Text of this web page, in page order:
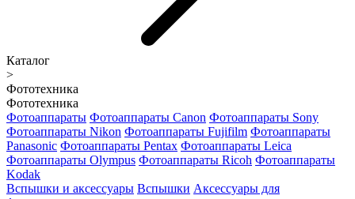
Каталог
>
Фототехника
Фототехника
Фотоаппараты Фотоаппараты Canon Фотоаппараты Sony
Фотоаппараты Nikon Фотоаппараты Fujifilm Фотоаппараты
Panasonic Фотоаппараты Pentax Фотоаппараты Leica
Фотоаппараты Olympus Фотоаппараты Ricoh Фотоаппараты
Kodak
Вспышки и аксессуары Вспышки Аксессуары для